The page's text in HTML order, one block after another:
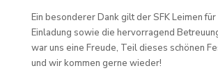
Ein besonderer Dank gilt der SFK Leimen
Einladung sowie die hervorragend
war uns eine Freude, Teil dieses schönen
und wir kommen gerne wieder!